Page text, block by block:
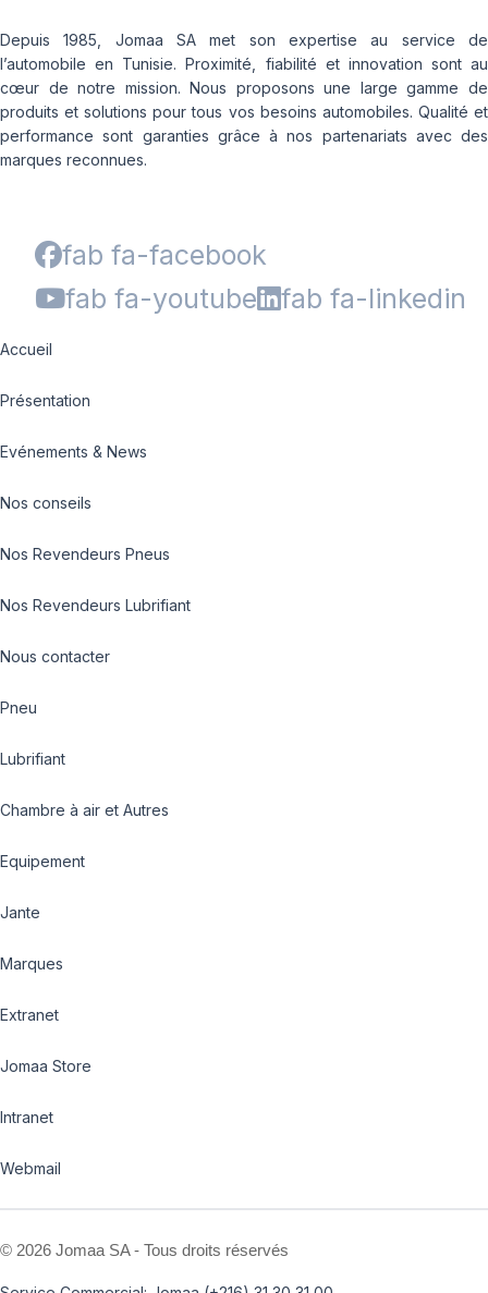
Depuis 1985, Jomaa SA met son expertise au service de
l’automobile en Tunisie. Proximité, fiabilité et innovation sont au
cœur de notre mission. Nous proposons une large gamme de
produits et solutions pour tous vos besoins automobiles. Qualité et
performance sont garanties grâce à nos partenariats avec des
marques reconnues.
fab fa-facebook
fab fa-youtube
fab fa-linkedin
Accueil
Présentation
Evénements & News
Nos conseils
Nos Revendeurs Pneus
Nos Revendeurs Lubrifiant
Nous contacter
Pneu
Lubrifiant
Chambre à air et Autres
Equipement
Jante
Marques
Extranet
Jomaa Store
Intranet
Webmail
© 2026 Jomaa SA - Tous droits réservés